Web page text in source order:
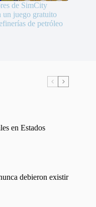
de SimCity
un juego gratuito
de petróleo
en Estados
debieron existir